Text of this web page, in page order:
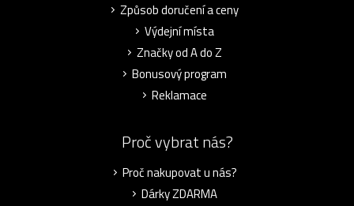
Způsob doručení a ceny
Výdejní místa
Značky od A do Z
Bonusový program
Reklamace
Proč vybrat nás?
Proč nakupovat u nás?
Dárky ZDARMA